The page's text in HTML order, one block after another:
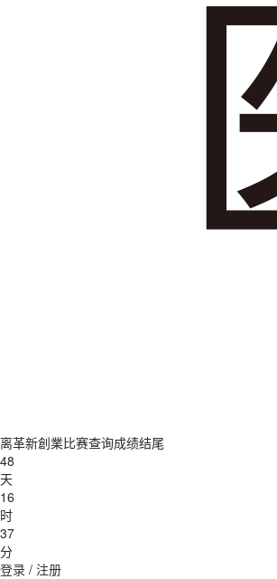
离革新創業比赛查询成绩结尾
48
天
16
时
37
分
登录 / 注册